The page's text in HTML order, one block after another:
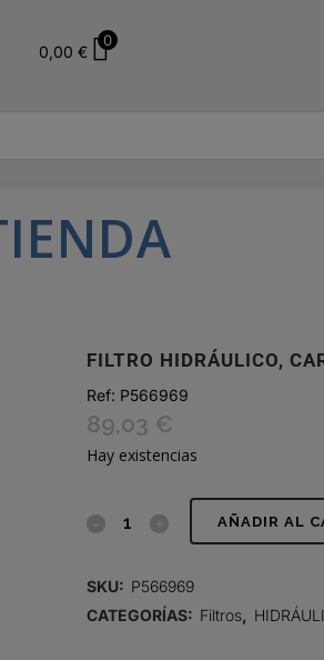
0,00 €
0
FILTRO HIDRÁULICO,
Ref: P566969
89,03 €
Hay existencias
FILTRO
CARTUCHO
AÑADIR AL
SKU: P566969
CATEGORÍAS: Filtros